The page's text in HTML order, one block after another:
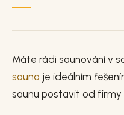
Máte rádi saunování v
sauna je ideálním
saunu postavit od firmy